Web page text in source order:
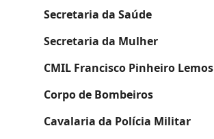
Secretaria da Saúde
Secretaria da Mulher
CMIL Francisco Pinheiro Lemos
Corpo de Bombeiros
Cavalaria da Polícia Militar